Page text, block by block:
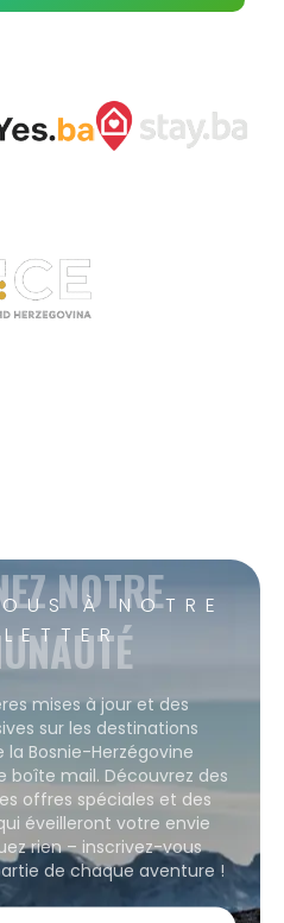
À NOTRE
NOTRE
mises à jour et des
sur les destinations
Bosnie-Herzégovine
mail. Découvrez des
offres spéciales et des
éveilleront votre envie
rien – inscrivez-vous
de chaque aventure !